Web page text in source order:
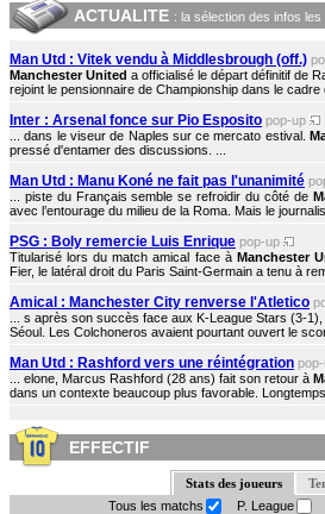
ACTUALITE : la sélection des infos
Man Utd : Vitek vendu à Middlesbrough (off.)
Manchester United a officialisé le départ définitif de
rejoint le pensionnaire de Championship dans le cadre
Inter : Arsenal fonce sur Pio Esposito pop-up
... dans le viseur de Naples sur ce mercato estival.
pressé d'entamer des discussions. ...
Man Utd : Manu Koné ne fait pas l'unanimité
... piste du Français semble se refroidir du côté de
avec l’entourage du milieu de la Roma. Mais le
PSG : Boly remercie Luis Enrique pop-up
Titularisé lors du match amical face à Manchester
Fier, le latéral droit du Paris Saint-Germain a tenu à
Amical : Manchester City renverse l'Atletico
... s après son succès face aux K-League Stars (3-1),
Séoul. Les Colchoneros avaient pourtant ouvert le
Man Utd : Rashford vers une réintégration
... elone, Marcus Rashford (28 ans) fait son retour à
dans un contexte beaucoup plus favorable.
EFFECTIF
Stats des joueurs
Tous les matchs
P. League